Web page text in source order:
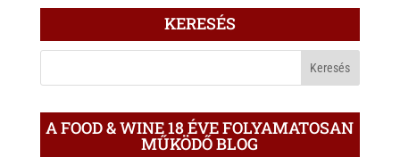
ÍRÁS
KERESÉS
A FOOD & WINE 18 ÉVE FOLYAMATOSAN
MŰKÖDŐ BLOG